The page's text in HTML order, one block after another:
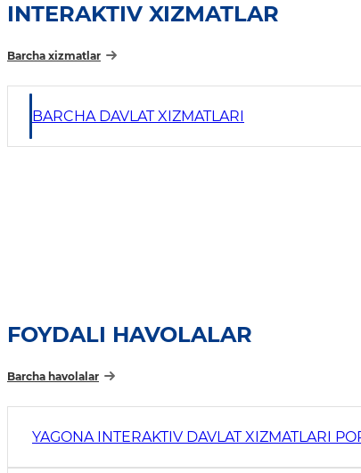
INTERAKTIV XIZMATLAR
Barcha xizmatlar
BARCHA DAVLAT XIZMATLARI
FOYDALI HAVOLALAR
Barcha havolalar
YAGONA INTERAKTIV DAVLAT XIZMATLARI